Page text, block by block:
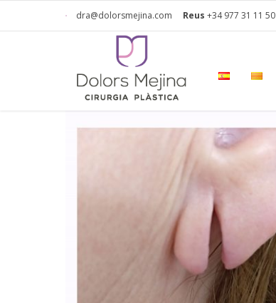
dra@dolorsmejina.com Reus +34 977 31 11 50